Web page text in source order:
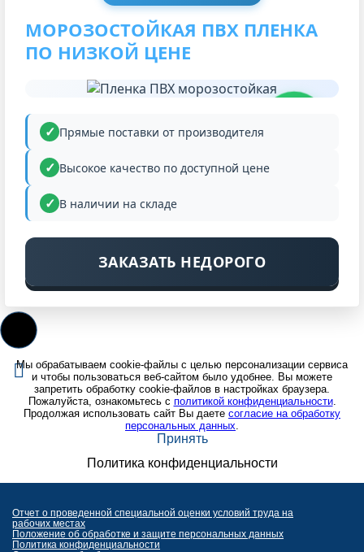
МОРОЗОСТОЙКАЯ ПВХ ПЛЕНКА
ПО НИЗКОЙ ЦЕНЕ
Прямые поставки от производителя
Высокое качество по доступной цене
В наличии на складе
ЗАКАЗАТЬ НЕДОРОГО
Мы обрабатываем cookie-файлы с целью персонализации сервиса
и чтобы пользоваться веб-сайтом было удобнее. Вы можете
запретить обработку cookie-файлов в настройках браузера.
Пожалуйста, ознакомьтесь с политикой конфиденциальности.
Продолжая использовать сайт Вы даете согласие на обработку
персональных данных.
Принять
Политика конфиденциальности
Отчет о проведенной специальной оценки условий труда на
рабочих местах
Положение об обработке и защите персональных данных
Политика конфиденциальности